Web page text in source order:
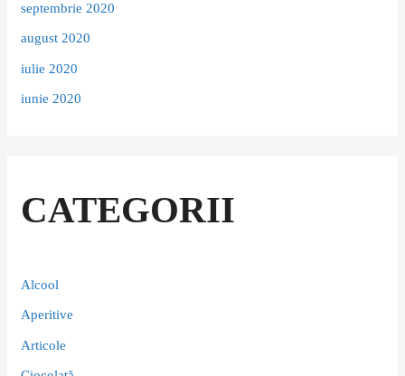
septembrie 2020
august 2020
iulie 2020
iunie 2020
CATEGORII
Alcool
Aperitive
Articole